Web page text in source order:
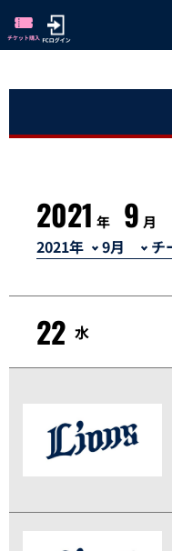
2021 年 9 月
22 水